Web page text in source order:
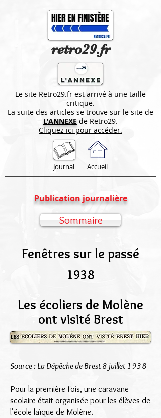
retro29.fr
Le site Retro29.fr est arrivé à une taille
critique.
La suite des articles se trouve sur le site de
L'ANNEXE de Retro29.
Cliquez ici pour accéder.
Journal Accueil
Publication journalière
Fenêtres sur le passé
1938
Les écoliers de Molène
ont visité Brest
Sommaire
Source : La Dépêche de Brest 8 juillet 1938
Pour la première fois, une caravane
scolaire était organisée pour les élèves de
l'école laïque de Molène.